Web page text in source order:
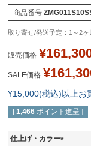
商品番号
1～2ヶ
販売価格 ¥
SALE価格 ¥
¥15,000(税込)以上お
[ 1,466 ポイント進呈 ]
仕上げ・カラー